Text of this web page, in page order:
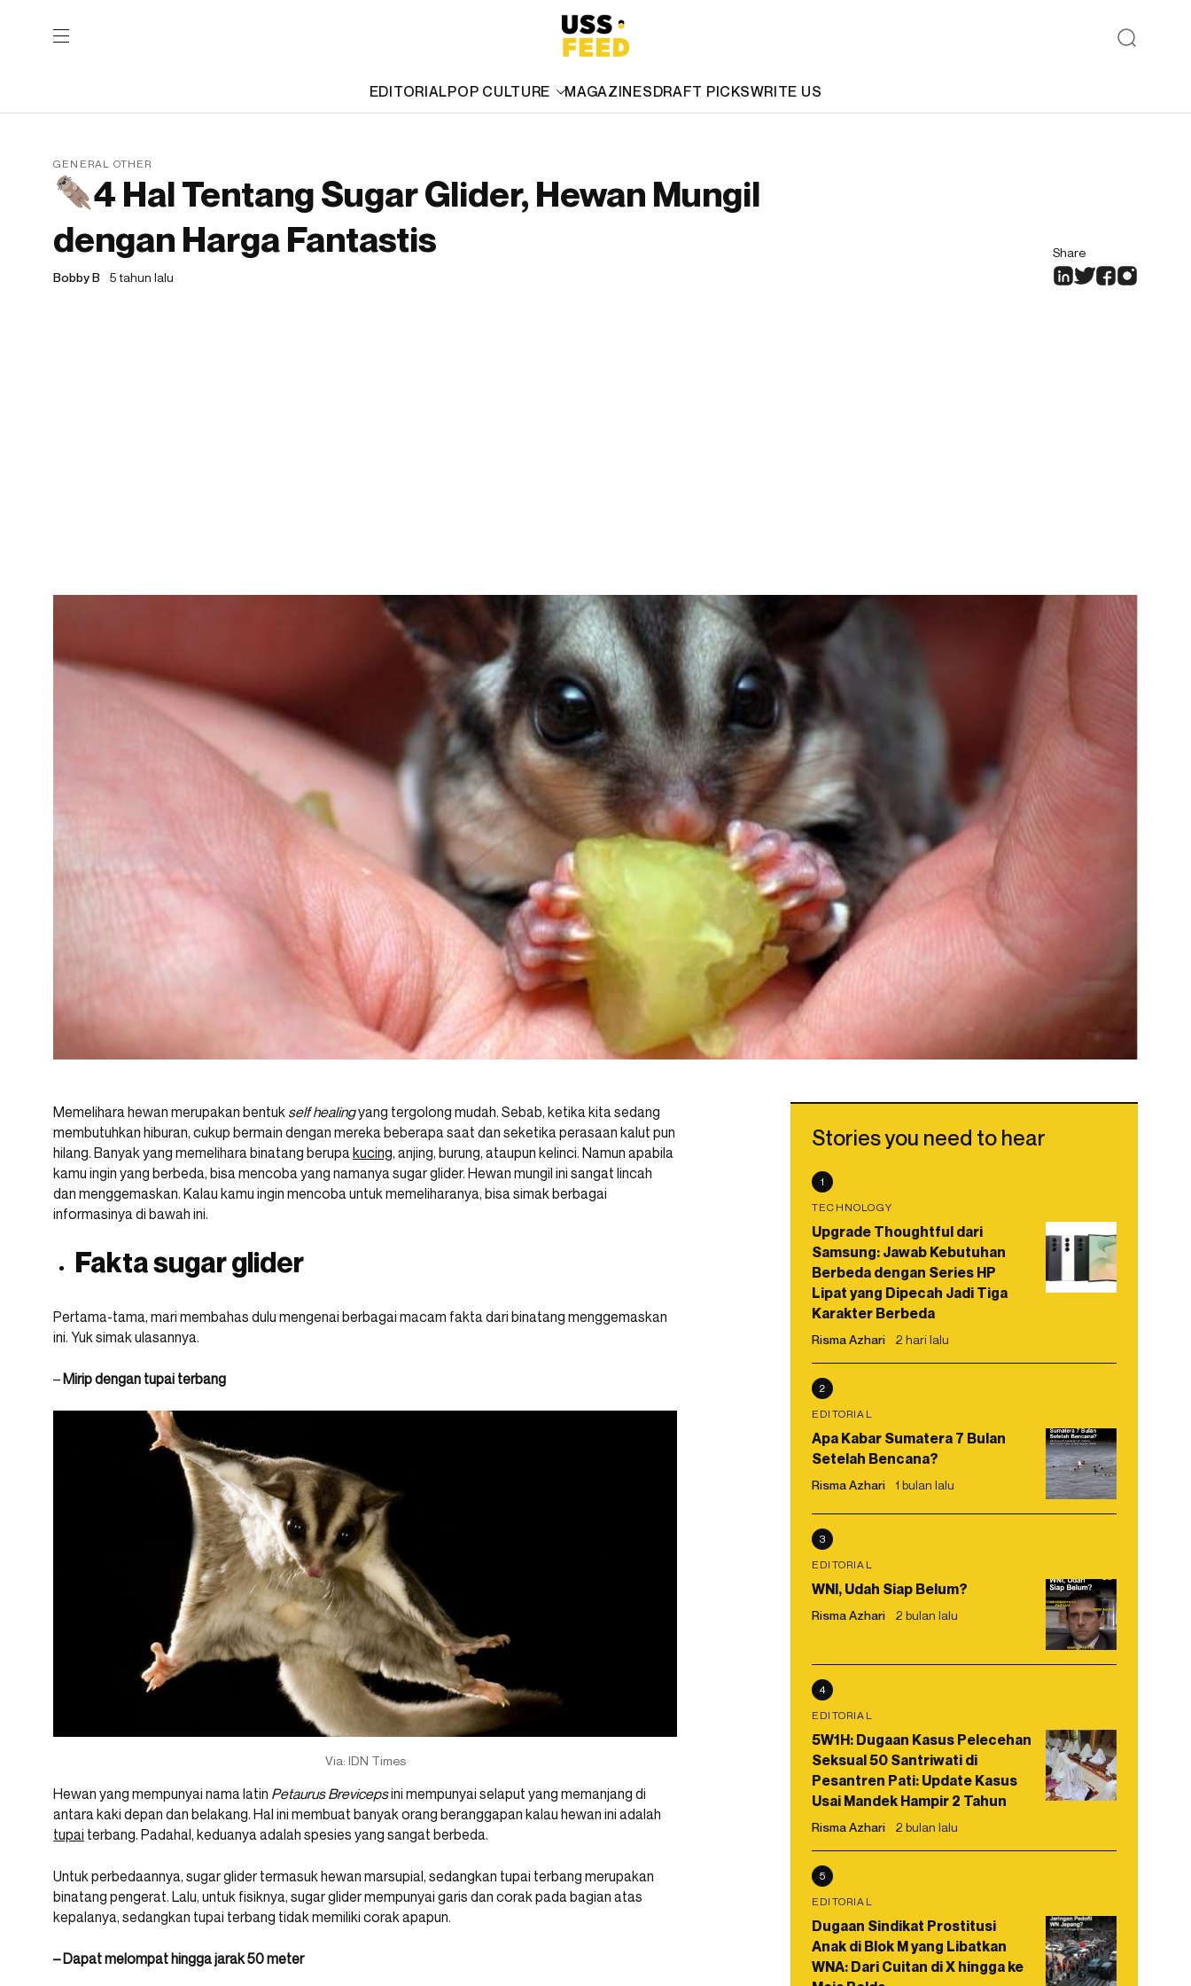
EDITORIALPOP CULTURE MAGAZINESDRAFT PICKSWRITE US
GENERAL OTHER
4 Hal Tentang Sugar Glider, Hewan Mungil
dengan Harga Fantastis
Bobby B 5 tahun lalu
Share
Memelihara hewan merupakan bentuk self healingyang tergolong mudah. Sebab, ketika kita sedang
membutuhkan hiburan, cukup bermain dengan mereka beberapa saat dan seketika perasaan kalut pun
hilang. Banyak yang memelihara binatang berupakucing, anjing, burung, ataupun kelinci. Namun apabila
kamu ingin yang berbeda, bisa mencoba yang namanya sugar glider. Hewan mungil ini sangat lincah
dan menggemaskan. Kalau kamu ingin mencoba untuk memeliharanya, bisa simak berbagai
informasinya di bawah ini.
Fakta sugar glider
Pertama-tama, mari membahas dulu mengenai berbagai macam fakta dari binatang menggemaskan
ini. Yuk simak ulasannya.
– Mirip dengan tupai terbang
Via: IDN Times
Hewan yang mempunyai nama latin Petaurus Brevicepsini mempunyai selaput yang memanjang di
antara kaki depan dan belakang. Hal ini membuat banyak orang beranggapan kalau hewan ini adalah
tupai terbang. Padahal, keduanya adalah spesies yang sangat berbeda.
Untuk perbedaannya, sugar glider termasuk hewan marsupial, sedangkan tupai terbang merupakan
binatang pengerat. Lalu, untuk fisiknya, sugar glider mempunyai garis dan corak pada bagian atas
kepalanya, sedangkan tupai terbang tidak memiliki corak apapun.
– Dapat melompat hingga jarak 50 meter
Stories you need to hear
1
TECHNOLOGY
Upgrade Thoughtful dari
Samsung: Jawab Kebutuhan
Berbeda dengan Series HP
Lipat yang Dipecah Jadi Tiga
Karakter Berbeda
Risma Azhari 2 hari lalu
2
EDITORIAL
Apa Kabar Sumatera 7 Bulan
Setelah Bencana?
Risma Azhari 1 bulan lalu
3
EDITORIAL
WNI, Udah Siap Belum?
Risma Azhari 2 bulan lalu
4
EDITORIAL
5W1H: Dugaan Kasus Pelecehan
Seksual 50 Santriwati di
Pesantren Pati: Update Kasus
Usai Mandek Hampir 2 Tahun
Risma Azhari 2 bulan lalu
5
EDITORIAL
Dugaan Sindikat Prostitusi
Anak di Blok M yang Libatkan
WNA: Dari Cuitan di X hingga ke